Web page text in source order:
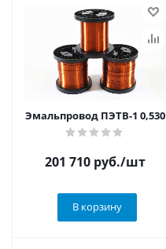
Эмальпровод ПЭТВ-1 0,530
201 710руб./шт
В корзину